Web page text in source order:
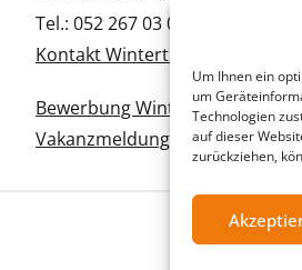
Um Ihnen ein
um
Technologien
auf dieser
zurückziehen,
Tel.: 052 267 03 03
Kontakt Winterthur
Bewerbung Winterthur
Vakanzmeldung Winterthur